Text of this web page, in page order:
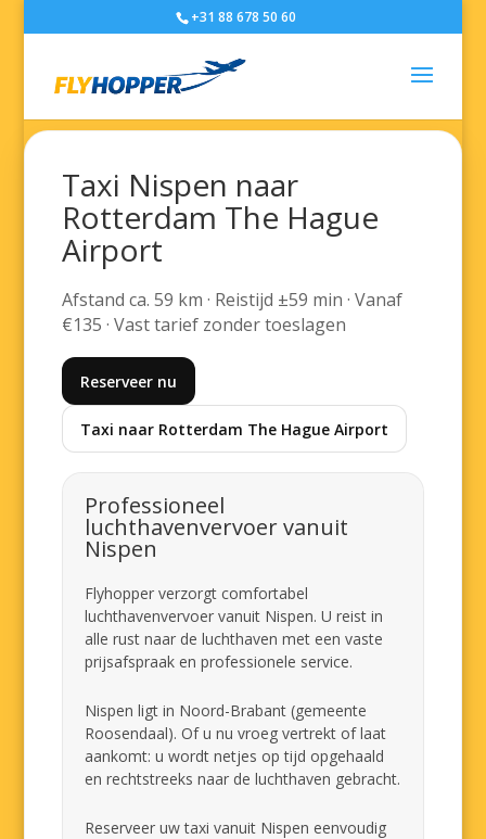
+31 88 678 50 60
Taxi Nispen naar
Rotterdam The Hague
Airport
Afstand ca. 59 km · Reistijd ±59 min · Vanaf
€135 · Vast tarief zonder toeslagen
Reserveer nu
Taxi naar Rotterdam The Hague Airport
Professioneel
luchthavenvervoer vanuit
Nispen
Flyhopper verzorgt comfortabel
luchthavenvervoer vanuit Nispen. U reist in
alle rust naar de luchthaven met een vaste
prijsafspraak en professionele service.
Nispen ligt in Noord-Brabant (gemeente
Roosendaal). Of u nu vroeg vertrekt of laat
aankomt: u wordt netjes op tijd opgehaald
en rechtstreeks naar de luchthaven gebracht.
Reserveer uw taxi vanuit Nispen eenvoudig